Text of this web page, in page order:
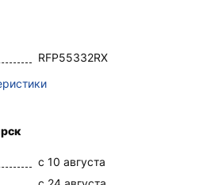
RFP55332RX
c 10 августа